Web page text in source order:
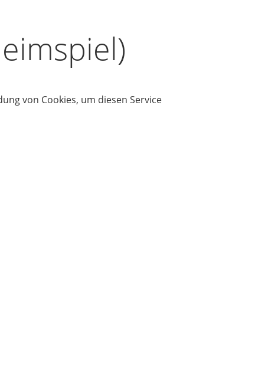
von Cookies, um diesen Service